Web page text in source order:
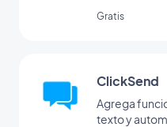
Gratis
ClickSend
Agrega
texto y